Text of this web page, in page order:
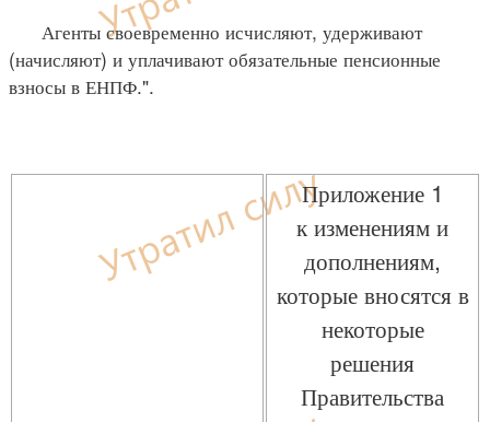
Агенты своевременно исчисляют, удерживают
(начисляют) и уплачивают обязательные пенсионные
взносы в ЕНПФ.".
Приложение 1
к изменениям и
дополнениям,
которые вносятся в
некоторые
решения
Правительства